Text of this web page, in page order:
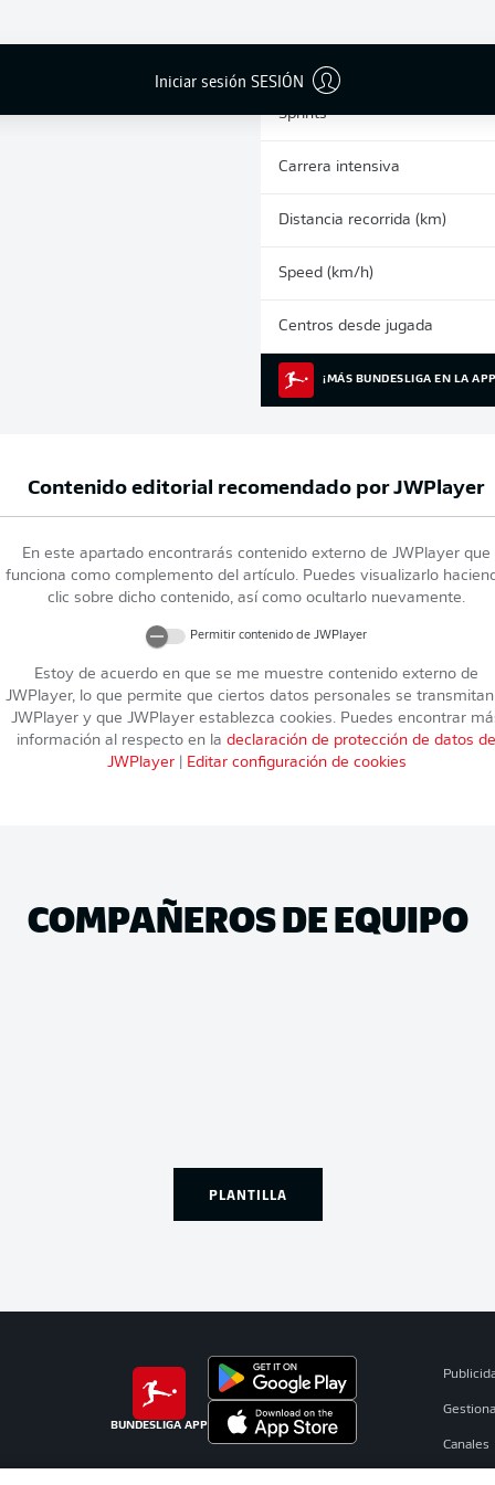
Iniciar sesión SESIÓN
Sprints
Carrera intensiva
Distancia recorrida (km)
Speed (km/h)
Centros desde jugada
¡MÁS BUNDESLIGA EN LA
Contenido editorial recomendado porJWPlayer
En este apartado encontrarás contenido externo de JWPlayer que
funciona como complemento del artículo. Puedes visualizarlo
clic sobre dicho contenido, así como ocultarlo nuevamente.
Permitir contenido de JWPlayer
Estoy de acuerdo en que se me muestre contenido externo de
JWPlayer, lo que permite que ciertos datos personales se
JWPlayer y que JWPlayer establezca cookies. Puedes encontrar
información al respecto en la declaración de protección de datos de
JWPlayer| Editar configuración de cookies
COMPAÑEROS DE EQUIPO
PLANTILLA
BUNDESLIGA APP
Canales